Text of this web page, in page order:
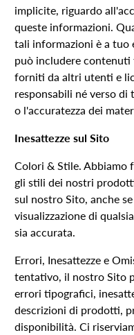
implicite, riguardo
queste informazioni.
tali informazioni è a tuo
può includere
forniti da altri utenti e
responsabili né verso
o l'accuratezza dei
Inesattezze sul Sito
Colori & Stile. Abbiamo
gli stili dei nostri
sul nostro Sito, anche
visualizzazione di
sia accurata.
Errori, Inesattezze e
tentativo, il nostro Sito
errori tipografici,
descrizioni di prodotti,
disponibilità. Ci